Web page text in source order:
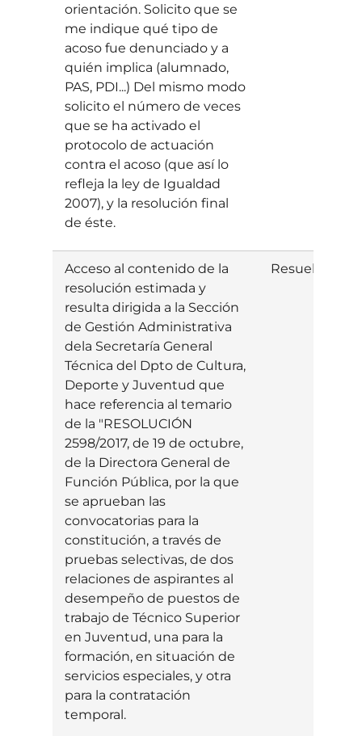
orientación. Solicito que se
me indique qué tipo de
acoso fue denunciado y a
quién implica (alumnado,
PAS, PDI...) Del mismo modo
solicito el número de veces
que se ha activado el
protocolo de actuación
contra el acoso (que así lo
refleja la ley de Igualdad
2007), y la resolución final
de éste.
Acceso al contenido de la
resolución estimada y
resulta dirigida a la Sección
de Gestión Administrativa
dela Secretaría General
Técnica del Dpto de Cultura,
Deporte y Juventud que
hace referencia al temario
de la "RESOLUCIÓN
2598/2017, de 19 de octubre,
de la Directora General de
Función Pública, por la que
se aprueban las
convocatorias para la
constitución, a través de
pruebas selectivas, de dos
relaciones de aspirantes al
desempeño de puestos de
trabajo de Técnico Superior
en Juventud, una para la
formación, en situación de
servicios especiales, y otra
para la contratación
temporal.
Resuelta